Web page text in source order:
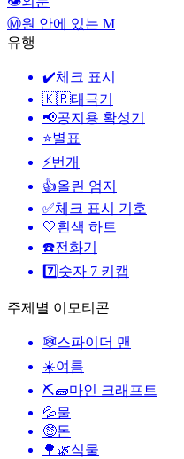
Ⓜ️원 안에 있는 M
유행
✔️체크 표시
🇰🇷태극기
📢공지용 확성기
⭐별표
⚡번개
👍올린 엄지
✅체크 표시 기호
🤍흰색 하트
☎️전화기
7️⃣ 숫자 7 키캡
주제별 이모티콘
🕸️스파이더 맨
☀️여름
⛏🧱마인 크래프트
💦물
🤑돈
🌳🌿식물